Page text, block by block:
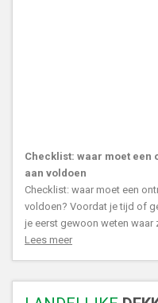
Checklist: waar moet
aan voldoen
Checklist: waar moet een
voldoen? Voordat je tijd of
je eerst gewoon weten waar
Lees meer